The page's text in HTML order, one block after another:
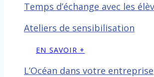
Temps d’échange avec les
Ateliers de sensibilisation
EN SAVOIR +
L’Océan dans votre entreprise